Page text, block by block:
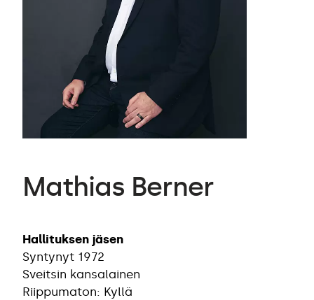
Mathias Berner
Hallituksen jäsen
Syntynyt 1972
Sveitsin kansalainen
Riippumaton: Kyllä